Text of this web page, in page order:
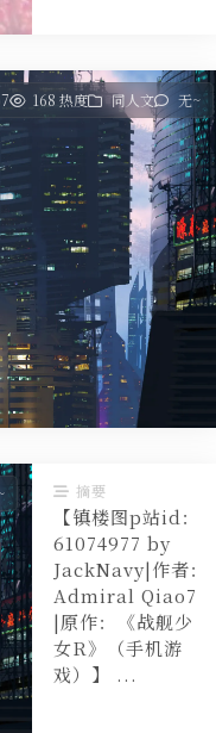
168 热度 同人文 无~
摘要
【镇楼图p站id：
61074977 by
JackNavy|作者：
Admiral Qiao7
|原作：《战舰少
女R》（手机游
戏）】 ...